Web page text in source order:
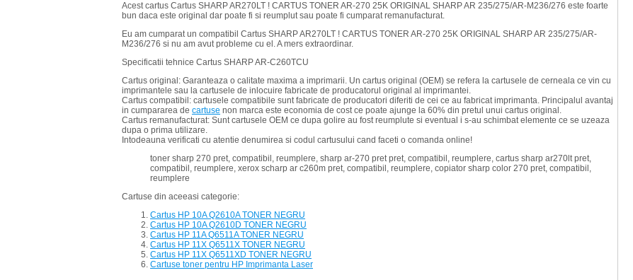
Acest cartus Cartus SHARP AR270LT ! CARTUS TONER AR-270 25K ORIGINAL SHARP AR 235/275/AR-M236/276 este foarte
bun daca este original dar poate fi si reumplut sau poate fi cumparat remanufacturat.
Eu am cumparat un compatibil Cartus SHARP AR270LT ! CARTUS TONER AR-270 25K ORIGINAL SHARP AR 235/275/AR-
M236/276 si nu am avut probleme cu el. A mers extraordinar.
Specificatii tehnice Cartus SHARP AR-C260TCU
Cartus original: Garanteaza o calitate maxima a imprimarii. Un cartus original (OEM) se refera la cartusele de cerneala ce vin cu
imprimantele sau la cartusele de inlocuire fabricate de producatorul original al imprimantei.
Cartus compatibil: cartusele compatibile sunt fabricate de producatori diferiti de cei ce au fabricat imprimanta. Principalul avantaj
in cumpararea de cartuse non marca este economia de cost ce poate ajunge la 60% din pretul unui cartus original.
Cartus remanufacturat: Sunt cartusele OEM ce dupa golire au fost reumplute si eventual i s-au schimbat elemente ce se uzeaza
dupa o prima utilizare.
Intodeauna verificati cu atentie denumirea si codul cartusului cand faceti o comanda online!
toner sharp 270 pret, compatibil, reumplere, sharp ar-270 pret pret, compatibil, reumplere, cartus sharp ar270lt pret,
compatibil, reumplere, xerox scharp ar c260m pret, compatibil, reumplere, copiator sharp color 270 pret, compatibil,
reumplere
Cartuse din aceeasi categorie:
Cartus HP 10A Q2610A TONER NEGRU
Cartus HP 10A Q2610D TONER NEGRU
Cartus HP 11A Q6511A TONER NEGRU
Cartus HP 11X Q6511X TONER NEGRU
Cartus HP 11X Q6511XD TONER NEGRU
Cartuse toner pentru HP Imprimanta Laser